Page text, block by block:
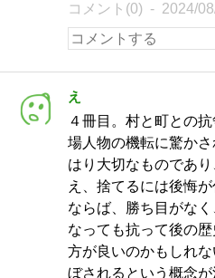
コメント(0) 2024/
え
４冊目。村と町との
場人物の機転に驚か
はり大切なものであ
え、捨てるには後悔
ならば、勝ち目がな
なっても抗って後の
方が良いのかもしれ
ぼされるという概念